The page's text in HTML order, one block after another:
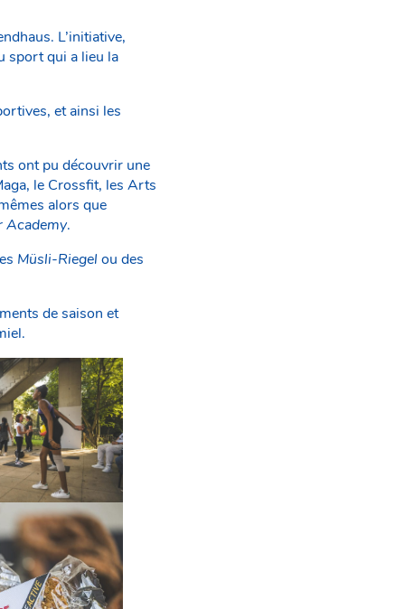
L’initiative,
sport qui a lieu la
et ainsi les
ont pu découvrir une
le Crossfit, les Arts
alors que
Academy.
Müsli-Riegel ou des
de saison et